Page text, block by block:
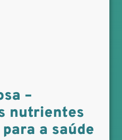
–
nutrientes
a saúde